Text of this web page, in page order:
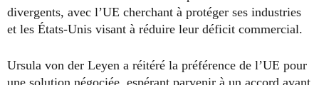
divergents, avec l’UE cherchant à protéger ses industries
et les États-Unis visant à réduire leur déficit commercial.
Ursula von der Leyen a réitéré la préférence de l’UE pour
une solution négociée, espérant parvenir à un accord avant